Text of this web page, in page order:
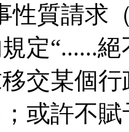
性質請求
定“......
交某個
或許不